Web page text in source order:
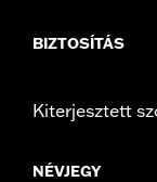
BIZTOSÍTÁS
Kiterjesztett
NÉVJEGY